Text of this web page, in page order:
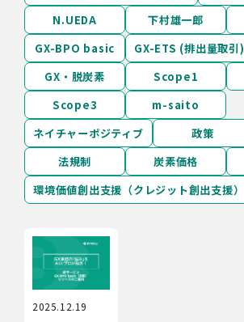
N.UEDA
下村雄一郎
GX-BPO basic
GX-ETS (排出量取引)
GX・脱炭素
Scope1
Scope3
m-saito
ネイチャーポジティブ
政策
法規制
炭素価格
環境価値創出支援（クレジット創出支援）
2025.12.19